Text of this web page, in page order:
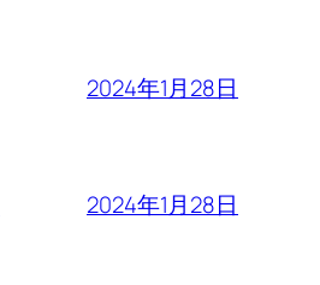
2024年1月28日
2024年1月28日